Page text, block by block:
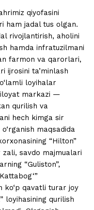
qiyofasini
ham jadal tus olgan.
rivojlantirish, aholini
hamda infratuzilmani
farmon va qarorlari,
ijrosini ta’minlash
loyihalar
markazi —
qurilish va
hech kimga sir
maqsadida
“Hilton”
savdo majmualari
“Guliston”,
qavatli turar joy
loyihasining qurilish